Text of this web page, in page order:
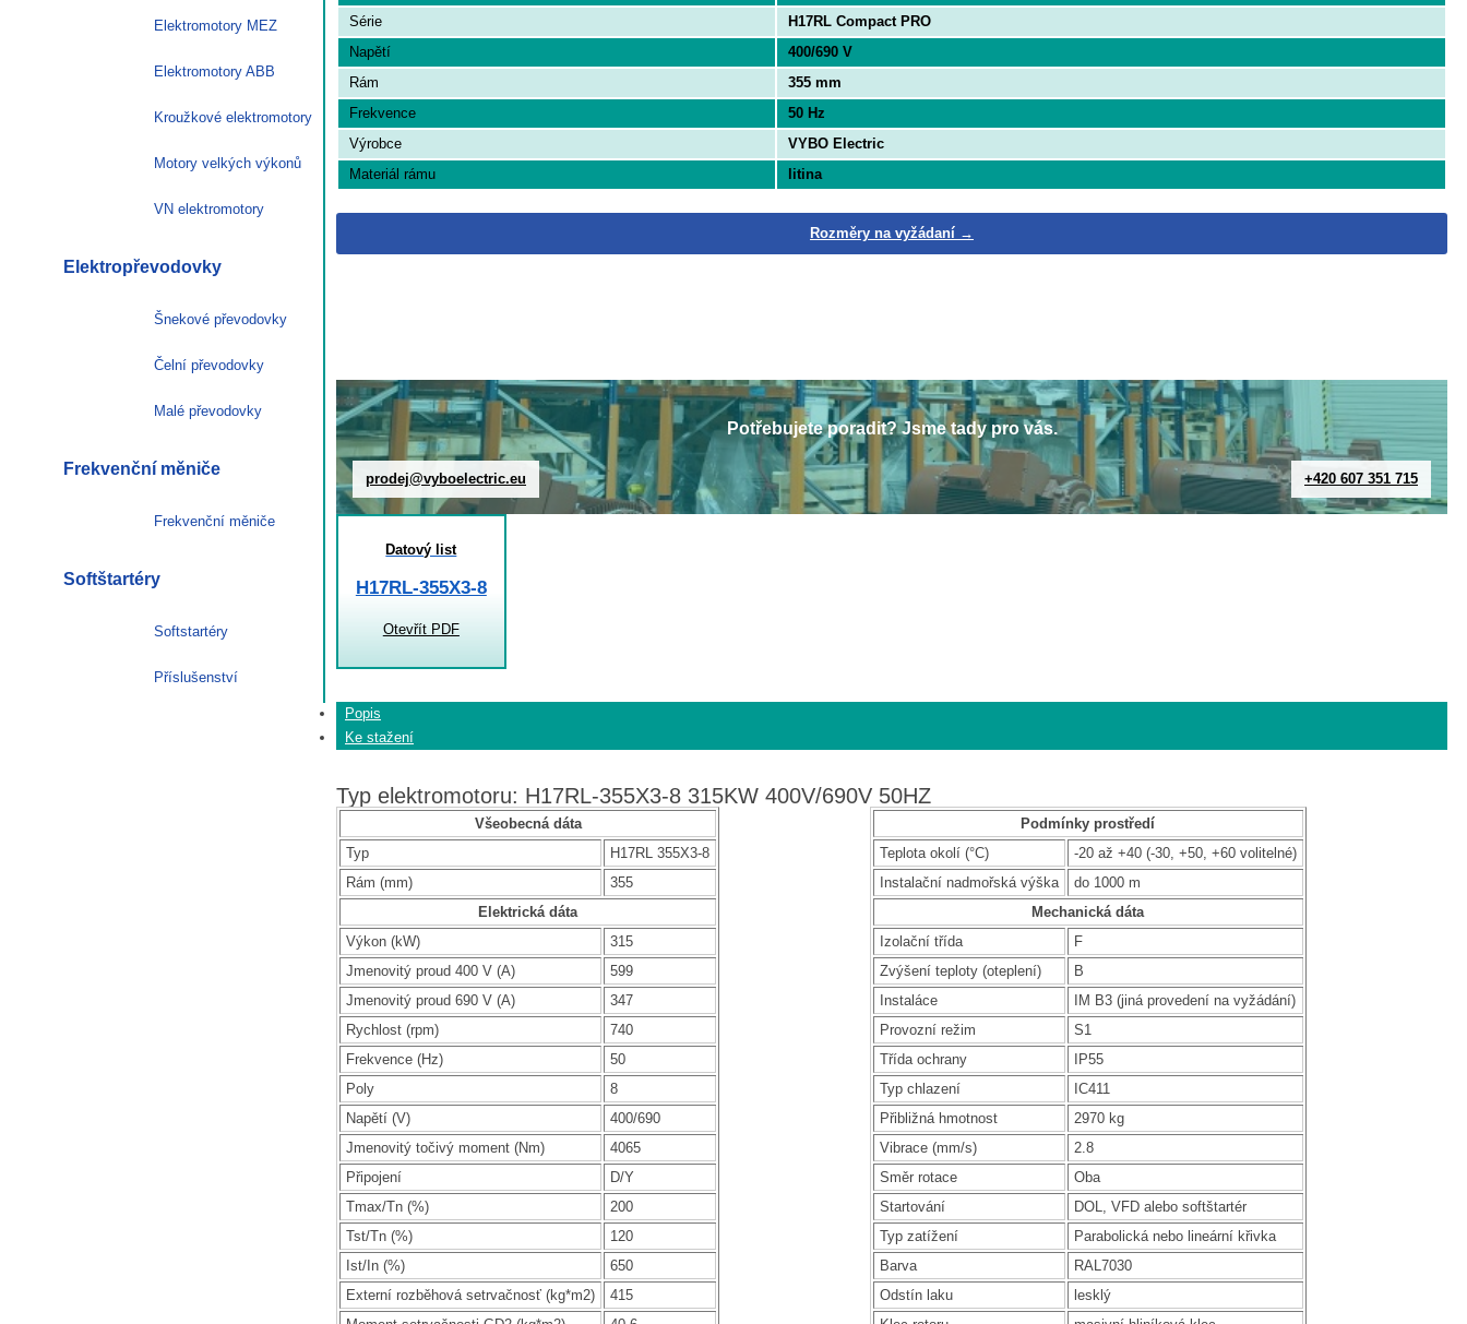
Série
H17RL Compact PRO
Napětí
400/690 V
Rám
355 mm
Frekvence
50 Hz
Výrobce
VYBO Electric
Materiál rámu
litina
Rozměry na vyžádaní →
Potřebujete poradit? Jsme tady pro vás.
prodej@vyboelectric.eu +420 607 351 715
Datový list
H17RL-355X3-8
Otevřít PDF
Popis
Ke stažení
Typ elektromotoru: H17RL-355X3-8 315KW 400V/690V 50HZ
Všeobecná dáta
Typ
H17RL 355X3-8
Rám (mm)
355
Elektrická dáta
Výkon (kW)
315
Jmenovitý proud 400 V (A)
599
Jmenovitý proud 690 V (A)
347
Rychlost (rpm)
740
Frekvence (Hz)
50
Poly
8
Napětí (V)
400/690
Jmenovitý točivý moment (Nm)
4065
Připojení
D/Y
Tmax/Tn (%)
200
Tst/Tn (%)
120
Ist/In (%)
650
Externí rozběhová setrvačnosť (kg*m2)
415
Podmínky prostředí
Teplota okolí (°C)
-20 až +40 (-30, +50, +60 volitelné)
Instalační nadmořská výška
do 1000 m
Mechanická dáta
Izolační třída
F
Zvýšení teploty (oteplení)
B
Instaláce
IM B3 (jiná provedení na vyžádání)
Provozní režim
S1
Třída ochrany
IP55
Typ chlazení
IC411
Přibližná hmotnost
2970 kg
Vibrace (mm/s)
2.8
Směr rotace
Oba
Startování
DOL, VFD alebo softštartér
Typ zatížení
Parabolická nebo lineární křivka
Barva
RAL7030
Odstín laku
lesklý
Elektromotory MEZ
Elektromotory ABB
Kroužkové elektromotory
Motory velkých výkonů
VN elektromotory
Elektropřevodovky
Šnekové převodovky
Čelní převodovky
Malé převodovky
Frekvenční měniče
Frekvenční měniče
Softštartéry
Softstartéry
Příslušenství